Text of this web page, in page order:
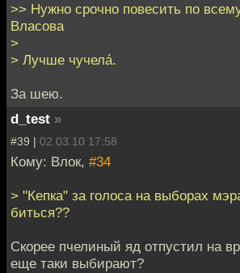
>> Нужно срочно повесить по
Власова
>
> Лучше чучелá.
За шею.
d_test »
#39 | 02.03.10 17:58
Кому: Влок, #34
> "Кепка" за голоса на выборах
биться??
Скорее пчелиный яд отпустил на
еще таки выбирают?